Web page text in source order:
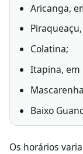
Aricanga,
Colatina;
Itapina, em
Baixo
Os horários